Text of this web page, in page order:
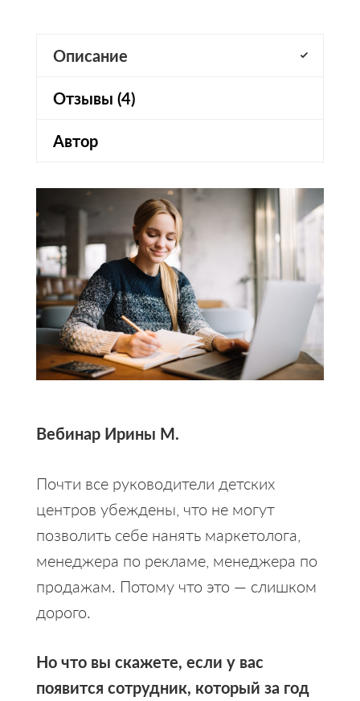
пользователей
Описание
Отзывы (4)
Автор
Вебинар Ирины М.
Почти все руководители детских
центров убеждены, что не могут
позволить себе нанять маркетолога,
менеджера по рекламе, менеджера по
продажам. Потому что это — слишком
дорого.
Но что вы скажете, если у вас
появится сотрудник, который за год